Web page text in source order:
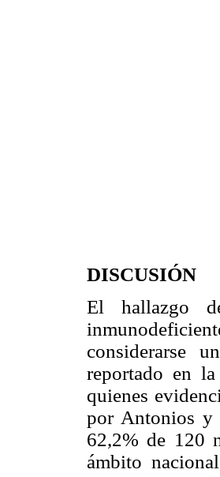
DISCUSIÓN
El hallazgo
considerarse
reportado en
quienes
por Antonios y
62,2% de 120
ámbito